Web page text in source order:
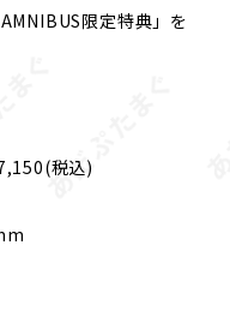
限定特典」を
税込)